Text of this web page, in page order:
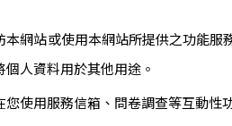
本網站或使用本網站所提供之功能
個人資料用於其他用途。
您使用服務信箱、問卷調查等互動性